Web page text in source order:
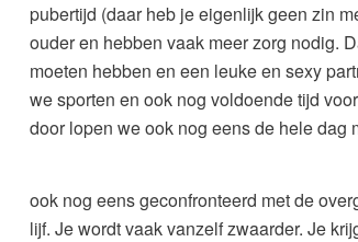
pubertijd (daar heb je eigenlijk geen zin
ouder en hebben vaak meer zorg nodig.
moeten hebben en een leuke en sexy
we sporten en ook nog voldoende tijd
door lopen we ook nog eens de hele dag
ook nog eens geconfronteerd met de
lijf. Je wordt vaak vanzelf zwaarder. Je